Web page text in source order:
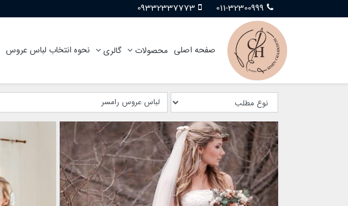
011-32300999
09332337773
صفحه اصلی محصولات گالری نحوه انتخاب لباس عروس